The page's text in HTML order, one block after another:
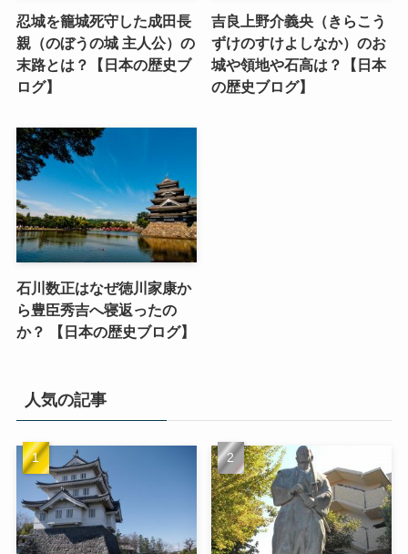
忍城を籠城死守した成田長
親（のぼうの城 主人公）の
末路とは？【日本の歴史ブ
ログ】
吉良上野介義央（きらこう
ずけのすけよしなか）のお
城や領地や石高は？【日本
の歴史ブログ】
石川数正はなぜ徳川家康か
ら豊臣秀吉へ寝返ったの
か？ 【日本の歴史ブログ】
人気の記事